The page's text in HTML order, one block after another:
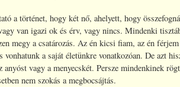
a történet, hogy két nő, ahelyett, hogy
van igazi ok és érv, vagy nincs. Mindenki
megy a csatározás. Az én kicsi fiam, az én
vonhatunk a saját életünkre vonatkozóan. De azt
anyóst vagy a menyecskét. Persze mindenkinek
nem szokás a megbocsájtás.